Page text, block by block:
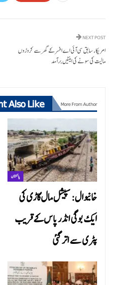
NEXT POST
امریکا، سابق سی آئی اے افسر کے گھر سے کروڑوں
مالیت کی سونے کی اینٹیں برآمد
Also Like More From Author
پاکستان
خانیوال: سپیشل مال گاڑی کی
ایک بوگی انڈر پاس کے قریب
پٹری سے اتر گئی